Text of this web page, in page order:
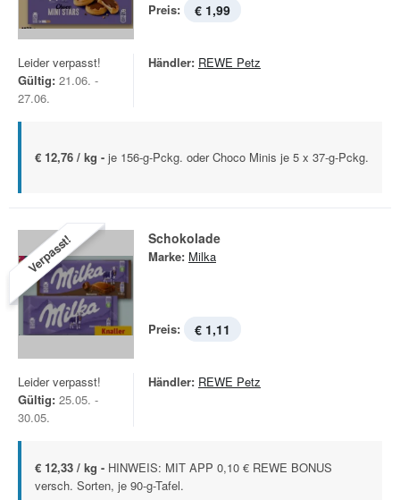
Preis: € 1,99
Leider verpasst!
Gültig: 21.06. -
27.06.
Händler: REWE Petz
€ 12,76 / kg - je 156-g-Pckg. oder Choco Minis je 5 x 37-g-Pckg.
Verpasst! Schokolade
Marke: Milka
Preis: € 1,11
Leider verpasst!
Gültig: 25.05. -
30.05.
Händler: REWE Petz
€ 12,33 / kg - HINWEIS: MIT APP 0,10 € REWE BONUS
versch. Sorten, je 90-g-Tafel.